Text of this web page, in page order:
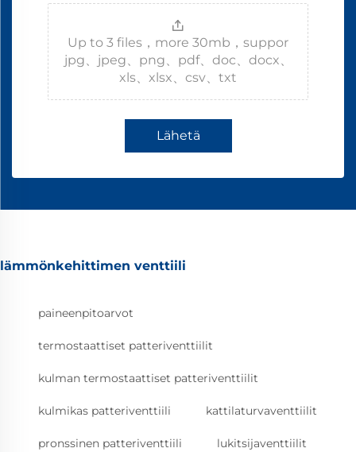
Up to 3 files，more 30mb，suppor
jpg、jpeg、png、pdf、doc、docx、
xls、xlsx、csv、txt
Lähetä
lämmönkehittimen venttiili
paineenpitoarvot
termostaattiset patteriventtiilit
kulman termostaattiset patteriventtiilit
kulmikas patteriventtiili kattilaturvaventtiilit
pronssinen patteriventtiili lukitsijaventtiilit